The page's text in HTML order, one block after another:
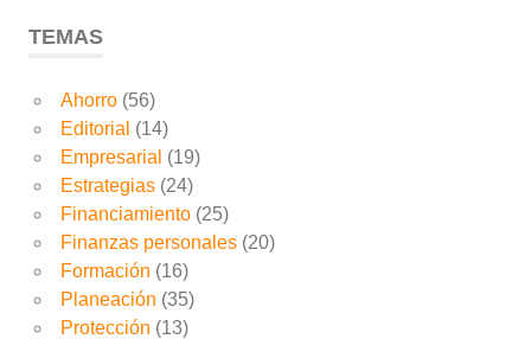
TEMAS
Ahorro(56)
Editorial (14)
Empresarial (19)
Estrategias(24)
Financiamiento(25)
Finanzas personales(20)
Formación (16)
Planeación (35)
Protección (13)